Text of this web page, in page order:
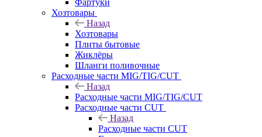
Фартуки
Хозтовары
Назад
Хозтовары
Плиты бытовые
Жиклёры
Шланги поливочные
Расходные части MIG/TIG/CUT
Назад
Расходные части MIG/TIG/CUT
Расходные части CUT
Назад
Расходные части CUT